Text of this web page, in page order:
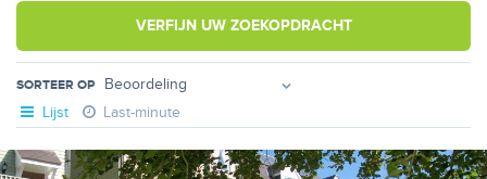
VERFIJN UW ZOEKOPDRACHT
SORTEER OP
Lijst Last-minute